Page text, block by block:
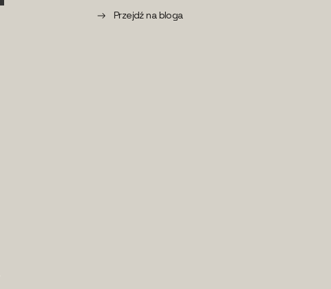
Przejdź na bloga